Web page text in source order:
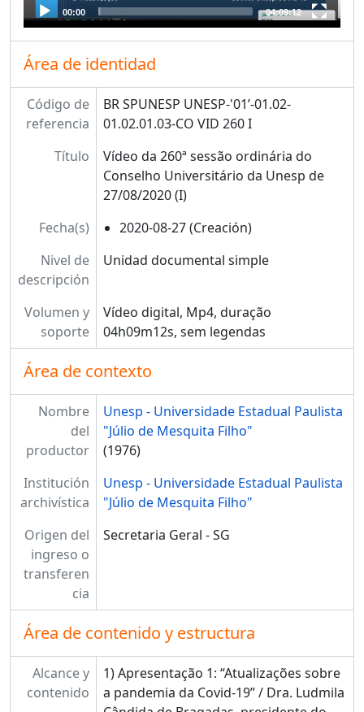
00:00 04:09:12
Área de identidad
Código de
referencia
BR SPUNESP UNESP-'01’-01.02-
01.02.01.03-CO VID 260 I
Título
Vídeo da 260ª sessão ordinária do
Conselho Universitário da Unesp de
27/08/2020 (I)
Fecha(s)
2020-08-27 (Creación)
Nivel de
descripción
Unidad documental simple
Volumen y
soporte
Vídeo digital, Mp4, duração
04h09m12s, sem legendas
Área de contexto
Nombre
del
productor
Unesp - Universidade Estadual Paulista
"Júlio de Mesquita Filho"
(1976)
Institución
archivística
Unesp - Universidade Estadual Paulista
"Júlio de Mesquita Filho"
Origen del
ingreso o
transferen
cia
Secretaria Geral - SG
Área de contenido y estructura
Alcance y
contenido
1) Apresentação 1: “Atualizações sobre
a pandemia da Covid-19” / Dra. Ludmila